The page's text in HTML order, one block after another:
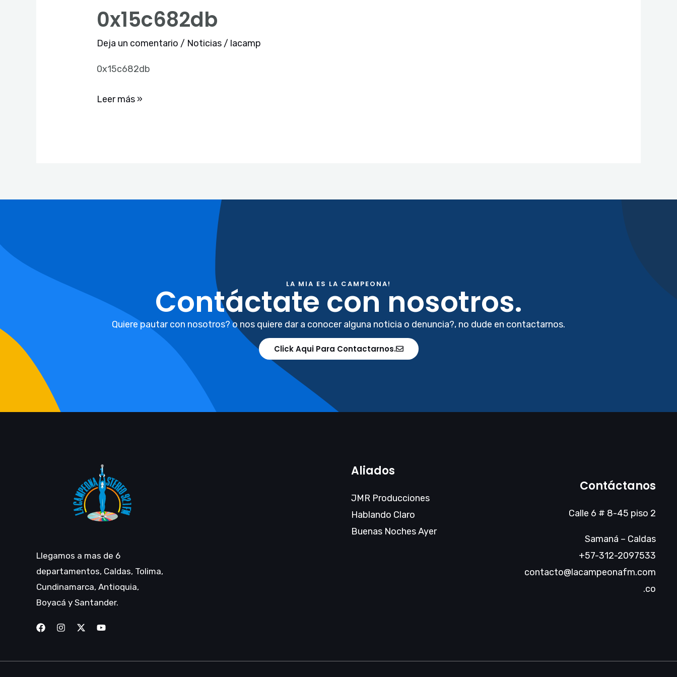
0x15c682db
Deja un comentario / Noticias / lacamp
0x15c682db
0x15c682db
Leer más »
LA MIA ES LA CAMPEONA!
Contáctate con nosotros.
Quiere pautar con nosotros? o nos quiere dar a conocer alguna noticia o denuncia?, no dude en contactarnos.
Click Aqui Para Contactarnos.
Llegamos a mas de 6
departamentos, Caldas, Tolima,
Cundinamarca, Antioquia,
Boyacá y Santander.
Aliados
JMR Producciones
Hablando Claro
Buenas Noches Ayer
Contáctanos
Calle 6 # 8-45 piso 2
Samaná – Caldas
+57-312-2097533
contacto@lacampeonafm.com
.co